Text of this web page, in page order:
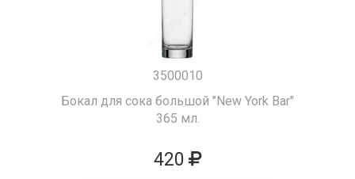
3500010
Бокал для сока большой "New York Bar"
365 мл.
420